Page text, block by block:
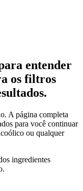
entender
os filtros
A página completa
para você continuar
ou qualquer
ingredientes